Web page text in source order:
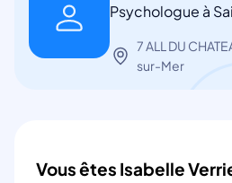
Psychologue à
7 ALL DU
sur-Mer
Vous êtes Isabelle